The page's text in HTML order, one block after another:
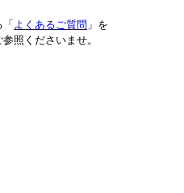
よくあるご質問 」を
照くださいませ。